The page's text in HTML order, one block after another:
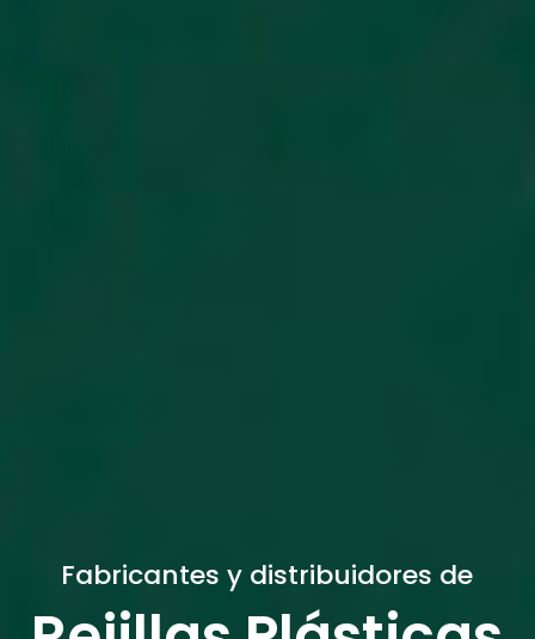
Fabricantes y distribuidores de